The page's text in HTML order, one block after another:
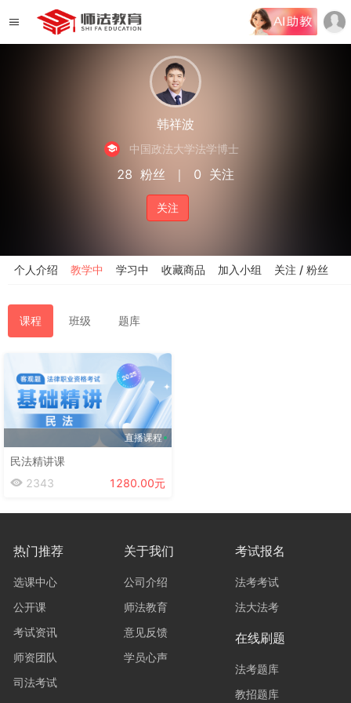
韩祥波
中国政法大学法学博士
28 粉丝 ｜ 0 关注
关注
个人介绍 教学中 学习中 收藏商品 加入小组 关注 / 粉丝
课程 班级 题库
直播课程
民法精讲课
2343
1280.00元
热门推荐
选课中心
公开课
考试资讯
师资团队
司法考试
关于我们
公司介绍
师法教育
意见反馈
学员心声
考试报名
法考考试
法大法考
在线刷题
法考题库
教招题库